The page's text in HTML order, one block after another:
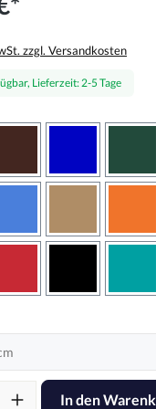
zzgl. Versandkosten
Lieferzeit: 2-5 Tage
Gib den
In den